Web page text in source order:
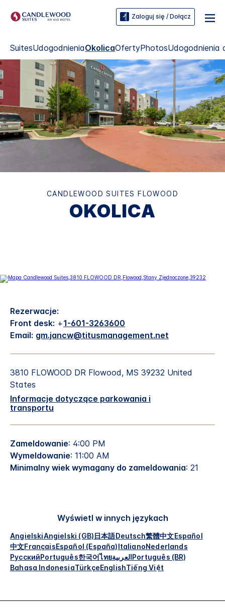
Zaloguj się / Dołącz
SuitesUdogodnieniaOkolicaOfertyPhotosUdogodnienia
CANDLEWOOD SUITES FLOWOOD
OKOLICA
Rezerwacje:
Front desk: +1-601-3263600
Email: gm.jancw@titusmanagement.net
3810 FLOWOOD DR Flowood, MS 39232 United
States
Informacje dotyczące parkowania i
transportu
Zameldowanie: 4:00 PM
Wymeldowanie: 11:00 AM
Minimalny wiek wymagany do zameldowania: 21
Wyświetl w innych językach
AngielskiAngielski (GB)日本語Deutsch繁體中文Español
中文FrançaisEspañol (España)ItalianoNederlands
РусскийPortuguês한국어ไทยالعربيةPortuguês (BR)
Bahasa IndonesiaTürkçeEnglishTiếng Việt